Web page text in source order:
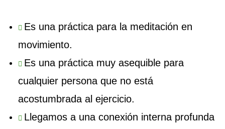
Es una práctica para la meditación en
movimiento.
Es una práctica muy asequible para
cualquier persona que no está
acostumbrada al ejercicio.
Llegamos a una conexión interna profunda